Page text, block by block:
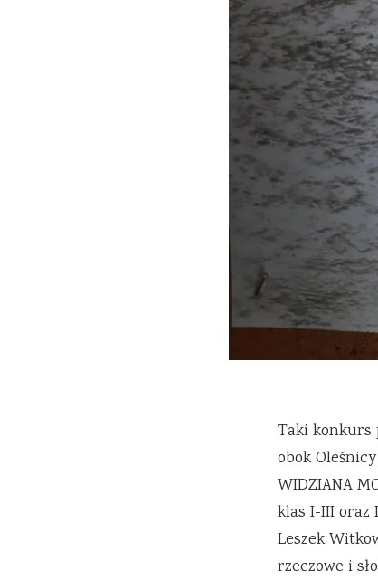
Taki konkurs
obok
WIDZIANA
klas I-III oraz
Leszek
rzeczowe i